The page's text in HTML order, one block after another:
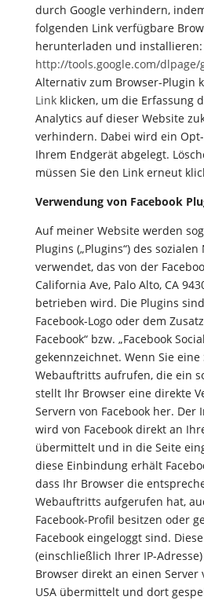
durch Google verhindern,
folgenden Link verfügbare
herunterladen und installieren:
http://tools.google.com/dlpage/
Alternativ zum Browser-Plugin
Linkklicken, um die Erfassung
Analytics auf dieser Website
verhindern. Dabei wird ein
Ihrem Endgerät abgelegt.
müssen Sie den Link erneut
Verwendung von Facebook
Auf meiner Website werden
Plugins („Plugins“) des
verwendet, das von der
California Ave, Palo Alto, CA
betrieben wird. Die Plugins
Facebook-Logo oder dem
Facebook“ bzw. „Facebook
gekennzeichnet. Wenn Sie eine
Webauftritts aufrufen, die ein
stellt Ihr Browser eine direkte
Servern von Facebook her. Der
wird von Facebook direkt an
übermittelt und in die Seite
diese Einbindung erhält
dass Ihr Browser die
Webauftritts aufgerufen hat,
Facebook-Profil besitzen oder
Facebook eingeloggt sind.
(einschließlich Ihrer IP-
Browser direkt an einen Server
USA übermittelt und dort